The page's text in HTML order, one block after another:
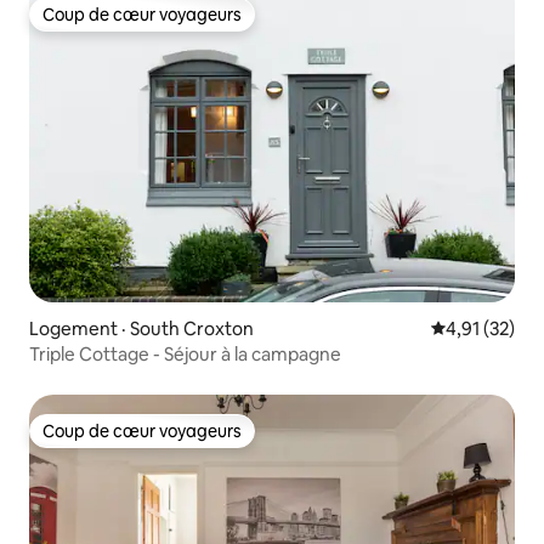
Coup de cœur voyageurs
Coup de cœur voyageurs
Logement · South Croxton Note
4,91 (32)
Triple Cottage - Séjour à la campagne
Coup de cœur voyageurs
Coup de cœur voyageurs